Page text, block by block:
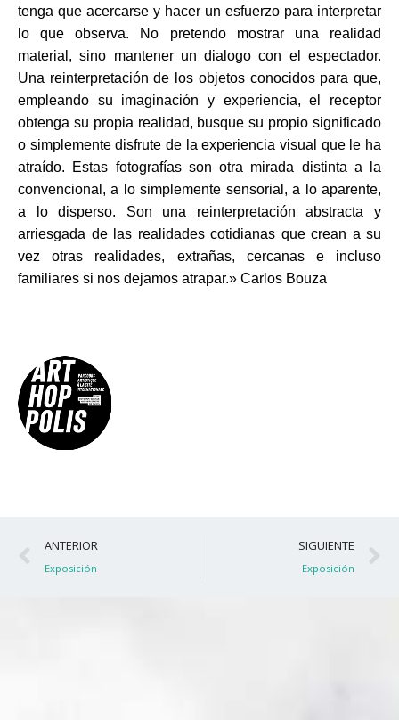
tenga que acercarse y hacer un esfuerzo para interpretar
lo que observa. No pretendo mostrar una realidad
material, sino mantener un dialogo con el espectador.
Una reinterpretación de los objetos conocidos para que,
empleando su imaginación y experiencia, el receptor
obtenga su propia realidad, busque su propio significado
o simplemente disfrute de la experiencia visual que le ha
atraído. Estas fotografías son otra mirada distinta a la
convencional, a lo simplemente sensorial, a lo aparente,
a lo disperso. Son una reinterpretación abstracta y
arriesgada de las realidades cotidianas que crean a su
vez otras realidades, extrañas, cercanas e incluso
familiares si nos dejamos atrapar.» Carlos Bouza
Ant
ANTERIOR
Exposición
SIGUIENTE
Exposición